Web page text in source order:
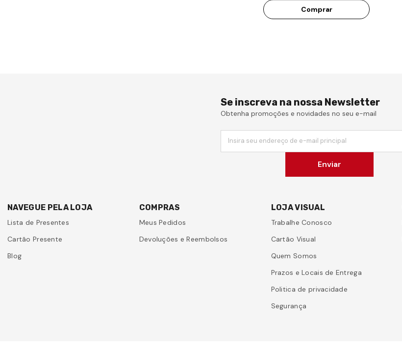
Comprar
Se inscreva na nossa Newsletter
Obtenha promoções e novidades no seu e-mail
Insira seu endereço de e-mail principal
Enviar
NAVEGUE PELA LOJA
Lista de Presentes
Cartão Presente
Blog
COMPRAS
Meus Pedidos
Devoluções e Reembolsos
LOJA VISUAL
Trabalhe Conosco
Cartão Visual
Quem Somos
Prazos e Locais de Entrega
Politica de privacidade
Segurança